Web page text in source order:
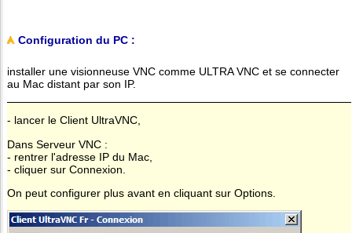
Configuration du PC :
installer une visionneuse VNC comme ULTRA VNC et se connecter
au Mac distant par son IP.
- lancer le Client UltraVNC,
Dans Serveur VNC :
- rentrer l'adresse IP du Mac,
- cliquer sur Connexion.
On peut configurer plus avant en cliquant sur Options.